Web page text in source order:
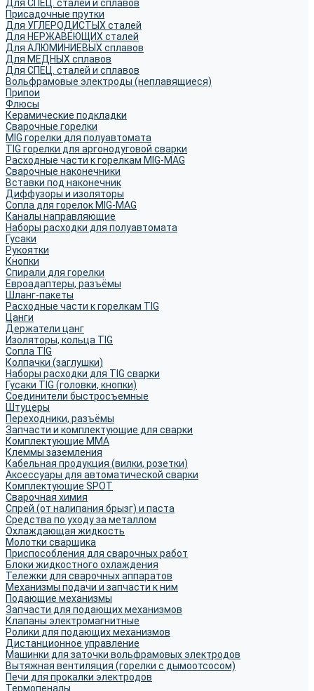
Для СПЕЦ. сталей и сплавов
Присадочные прутки
Для УГЛЕРОДИСТЫХ сталей
Для НЕРЖАВЕЮЩИХ сталей
Для АЛЮМИНИЕВЫХ сплавов
Для МЕДНЫХ сплавов
Для СПЕЦ. сталей и сплавов
Вольфрамовые электроды (неплавящиеся)
Припои
Флюсы
Керамические подкладки
Сварочные горелки
MIG горелки для полуавтомата
TIG горелки для аргонодуговой сварки
Расходные части к горелкам MIG-MAG
Сварочные наконечники
Вставки под наконечник
Диффузоры и изоляторы
Сопла для горелок MIG-MAG
Каналы направляющие
Наборы расходки для полуавтомата
Гусаки
Рукоятки
Кнопки
Спирали для горелки
Евроадаптеры, разъёмы
Шланг-пакеты
Расходные части к горелкам TIG
Цанги
Держатели цанг
Изоляторы, кольца TIG
Сопла TIG
Колпачки (заглушки)
Наборы расходки для TIG сварки
Гусаки TIG (головки, кнопки)
Соединители быстросъемные
Штуцеры
Переходники, разъёмы
Запчасти и комплектующие для сварки
Комплектующие ММА
Клеммы заземления
Кабельная продукция (вилки, розетки)
Аксессуары для автоматической сварки
Комплектующие SPOT
Сварочная химия
Спрей (от налипания брызг) и паста
Средства по уходу за металлом
Охлаждающая жидкость
Молотки сварщика
Приспособления для сварочных работ
Блоки жидкостного охлаждения
Тележки для сварочных аппаратов
Механизмы подачи и запчасти к ним
Подающие механизмы
Запчасти для подающих механизмов
Клапаны электромагнитные
Ролики для подающих механизмов
Дистанционное управление
Машинки для заточки вольфрамовых электродов
Вытяжная вентиляция (горелки с дымоотсосом)
Печи для прокалки электродов
Термопеналы